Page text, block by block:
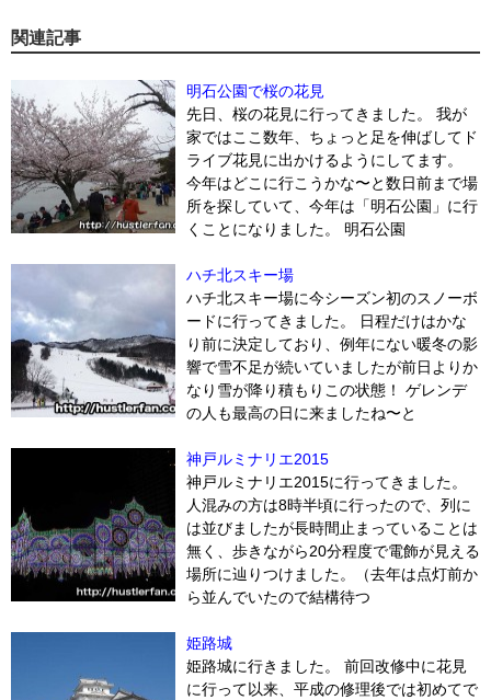
関連記事
明石公園で桜の花見
先日、桜の花見に行ってきました。 我が
家ではここ数年、ちょっと足を伸ばしてド
ライブ花見に出かけるようにしてます。
今年はどこに行こうかな〜と数日前まで場
所を探していて、今年は「明石公園」に行
くことになりました。 明石公園
ハチ北スキー場
ハチ北スキー場に今シーズン初のスノーボ
ードに行ってきました。 日程だけはかな
り前に決定しており、例年にない暖冬の影
響で雪不足が続いていましたが前日よりか
なり雪が降り積もりこの状態！ ゲレンデ
の人も最高の日に来ましたね〜と
神戸ルミナリエ2015
神戸ルミナリエ2015に行ってきました。
人混みの方は8時半頃に行ったので、列に
は並びましたが長時間止まっていることは
無く、歩きながら20分程度で電飾が見える
場所に辿りつけました。（去年は点灯前か
ら並んでいたので結構待つ
姫路城
姫路城に行きました。 前回改修中に花見
に行って以来、平成の修理後では初めてで